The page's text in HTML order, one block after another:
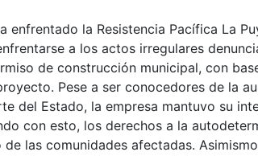
enfrentado la Resistencia Pacífica La
a los actos irregulares
de construcción municipal, con
Pese a ser conocedores de la
del Estado, la empresa mantuvo su
con esto, los derechos a la
las comunidades afectadas.